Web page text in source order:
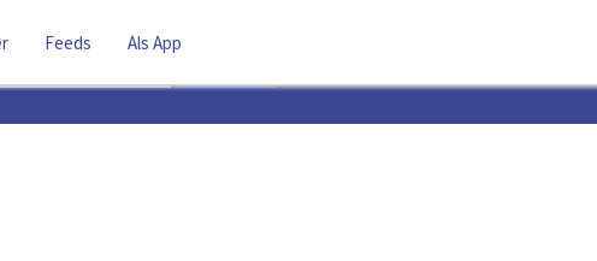
Feeds
Als App